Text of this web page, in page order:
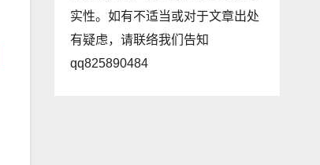
实性。如有不适当或对于文章出处
有疑虑，请联络我们告知
qq825890484